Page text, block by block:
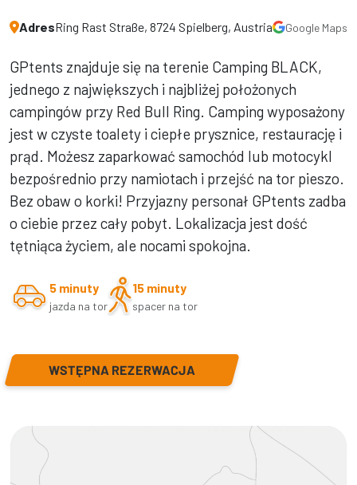
AdresRing Rast Straße, 8724 Spielberg, Austria Google Maps
GPtents znajduje się na terenie Camping BLACK,
jednego z największych i najbliżej położonych
campingów przy Red Bull Ring. Camping wyposażony
jest w czyste toalety i ciepłe prysznice, restaurację i
prąd. Możesz zaparkować samochód lub motocykl
bezpośrednio przy namiotach i przejść na tor pieszo.
Bez obaw o korki! Przyjazny personał GPtents zadba
o ciebie przez cały pobyt. Lokalizacja jest dość
tętniąca życiem, ale nocami spokojna.
5 minuty
jazda na tor
15 minuty
spacer na tor
WSTĘPNA REZERWACJA